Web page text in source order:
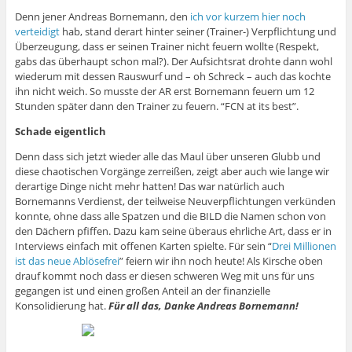
Denn jener Andreas Bornemann, den ich vor kurzem hier noch
verteidigthab, stand derart hinter seiner (Trainer-) Verpflichtung und
Überzeugung, dass er seinen Trainer nicht feuern wollte (Respekt,
gabs das überhaupt schon mal?). Der Aufsichtsrat drohte dann wohl
wiederum mit dessen Rauswurf und – oh Schreck – auch das kochte
ihn nicht weich. So musste der AR erst Bornemann feuern um 12
Stunden später dann den Trainer zu feuern. “FCN at its best”.
Schade eigentlich
Denn dass sich jetzt wieder alle das Maul über unseren Glubb und
diese chaotischen Vorgänge zerreißen, zeigt aber auch wie lange wir
derartige Dinge nicht mehr hatten! Das war natürlich auch
Bornemanns Verdienst, der teilweise Neuverpflichtungen verkünden
konnte, ohne dass alle Spatzen und die BILD die Namen schon von
den Dächern pfiffen. Dazu kam seine überaus ehrliche Art, dass er in
Interviews einfach mit offenen Karten spielte. Für sein “Drei Millionen
ist das neue Ablösefrei” feiern wir ihn noch heute! Als Kirsche oben
drauf kommt noch dass er diesen schweren Weg mit uns für uns
gegangen ist und einen großen Anteil an der finanzielle
Konsolidierung hat.Für all das, Danke Andreas Bornemann!